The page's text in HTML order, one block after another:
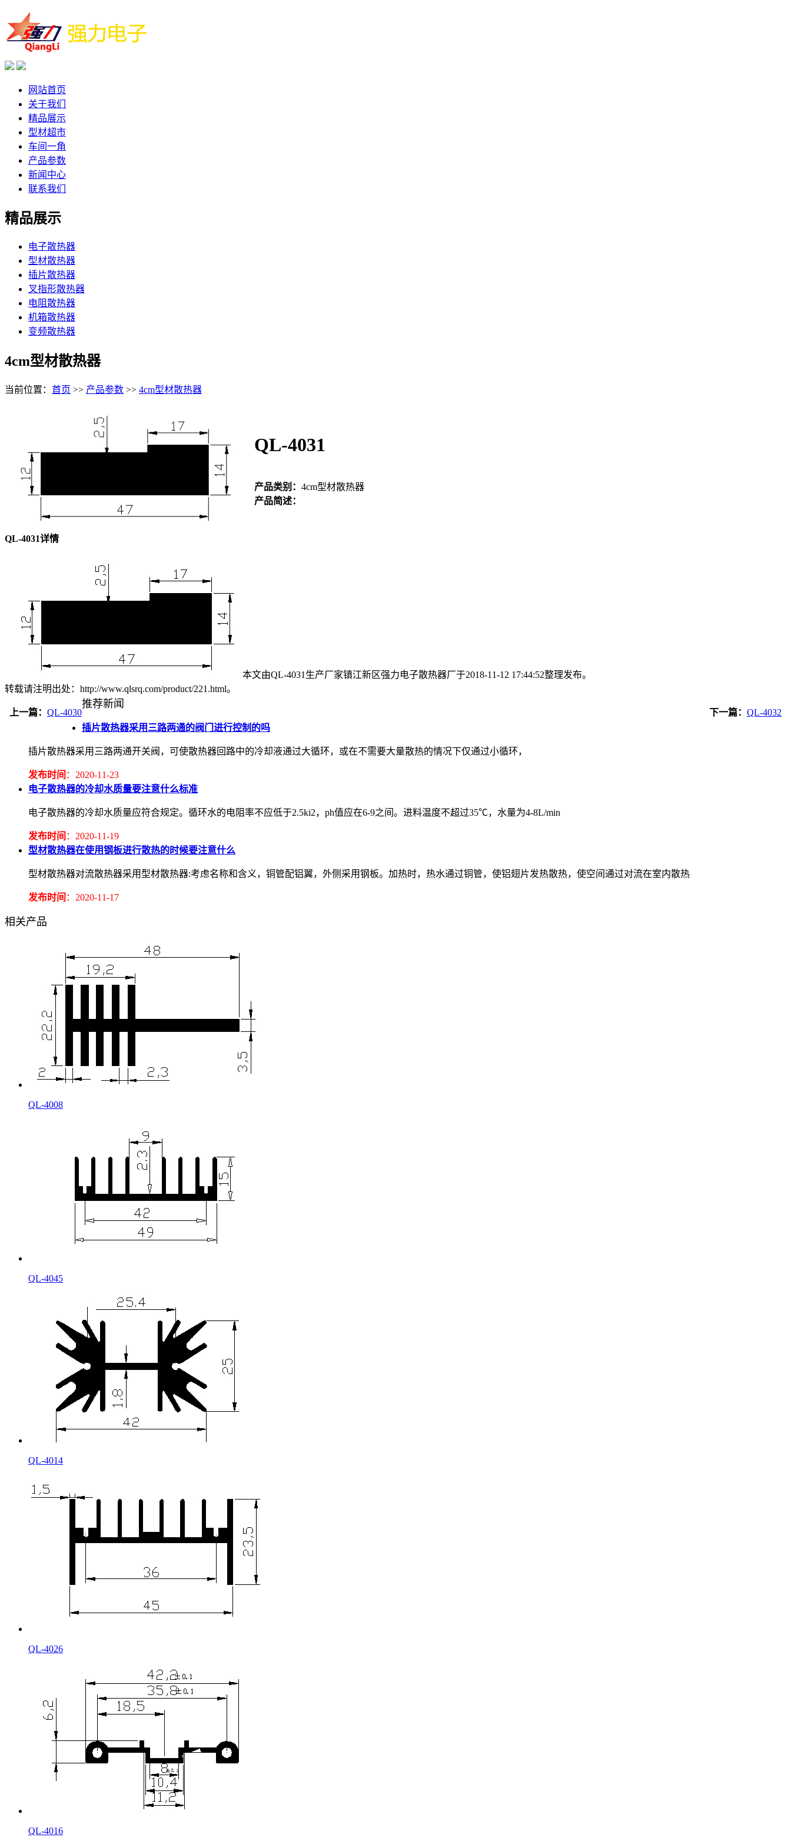
网站首页
关于我们
精品展示
型材超市
车间一角
产品参数
新闻中心
联系我们
精品展示
电子散热器
型材散热器
插片散热器
叉指形散热器
电阻散热器
机箱散热器
变频散热器
4cm型材散热器
当前位置： 首页 >> 产品参数 >> 4cm型材散热器
QL-4031
产品类别： 4cm型材散热器
产品简述：
QL-4031详情
本文由QL-4031生产厂家镇江新区强力电子散热器厂于2018-11-12 17:44:52整理发布。
转载请注明出处：http://www.qlsrq.com/product/221.html。
上一篇： QL-4030 下一篇： QL-4032
推荐新闻
插片散热器采用三路两通的阀门进行控制的吗
插片散热器采用三路两通开关阀，可使散热器回路中的冷却液通过大循环，或在不需要大量散热的情况下仅通过小循环，
发布时间 ：2020-11-23
电子散热器的冷却水质量要注意什么标准
电子散热器的冷却水质量应符合规定。循环水的电阻率不应低于2.5ki2，ph值应在6-9之间。进料温度不超过35℃，水量为4-8L/min
发布时间 ：2020-11-19
型材散热器在使用钢板进行散热的时候要注意什么
型材散热器对流散热器采用型材散热器:考虑名称和含义，铜管配铝翼，外侧采用钢板。加热时，热水通过铜管，使铝翅片发热散热，使空间通过对流在室内散热
发布时间 ：2020-11-17
相关产品
QL-4008
QL-4045
QL-4014
QL-4026
QL-4016